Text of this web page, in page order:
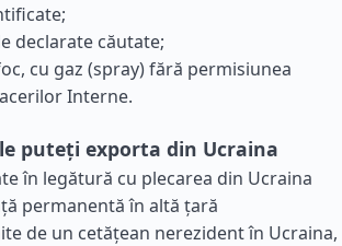
declarate căutate;
cu gaz (spray) fără permisiunea
Interne.
puteți exporta din Ucraina
în legătură cu plecarea din Ucraina
permanentă în altă țară
de un cetățean nerezident în Ucraina,